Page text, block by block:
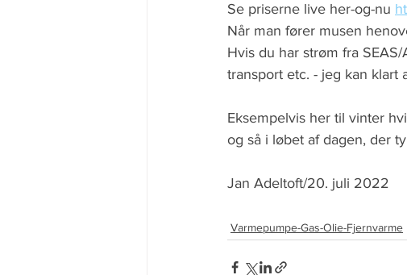
Se priserne live her-og-nu
Når man fører musen
Hvis du har strøm fra
transport etc. - jeg kan klart
Eksempelvis her til vinter
og så i løbet af dagen, der
Jan Adeltoft/20. juli 2022
Varmepumpe-Gas-Olie-Fjernvarme